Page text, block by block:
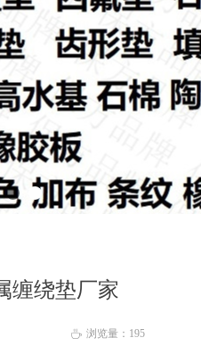
缠绕垫厂家
ꄘ 浏览量： 195